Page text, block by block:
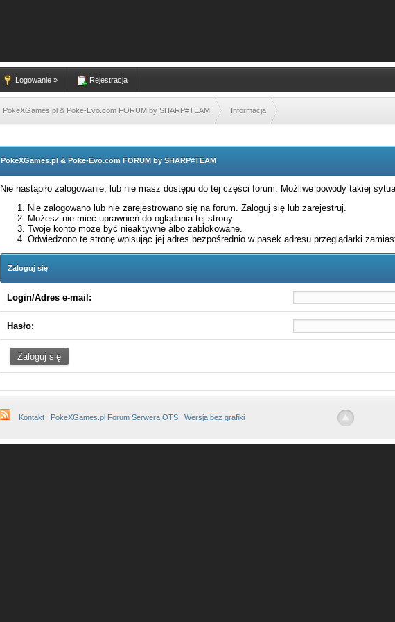
Logowanie » Rejestracja
PokeXGames.pl & Poke-Evo.com FORUM by SHARP#TEAM Informacja
PokeXGames.pl & Poke-Evo.com FORUM by SHARP#TEAM
Nie nastąpiło zalogowanie, lub nie masz dostępu do tej części forum. Możliwe powody takiej
Nie zalogowano lub nie zarejestrowano się na forum. Zaloguj się lub zarejestruj.
Możesz nie mieć uprawnień do oglądania tej strony.
Twoje konto może być nieaktywne albo zablokowane.
Odwiedzono tę stronę wpisując jej adres bezpośrednio w pasek adresu przeglądarki
Zaloguj się
Login/Adres e-mail:
Hasło:
Kontakt PokeXGames.pl Forum Serwera OTS Wersja bez grafiki